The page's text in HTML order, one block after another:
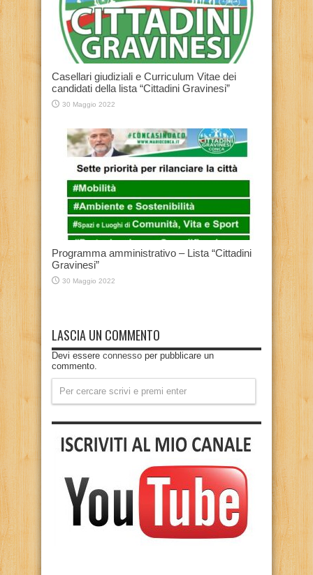
Casellari giudiziali e Curriculum Vitae dei
candidati della lista “Cittadini Gravinesi”
30 Maggio 2022
Programma amministrativo – Lista “Cittadini
Gravinesi”
30 Maggio 2022
LASCIA UN COMMENTO
Devi essere connesso per pubblicare un
commento.